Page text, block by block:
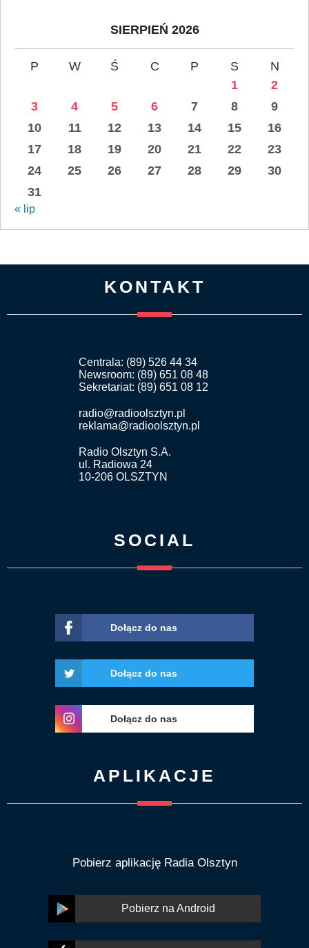
SIERPIEŃ 2026
P W Ś C P S
N
1
2
3
4 5 6 7 8
9
10
11 12 13 14 15
16
17
18 19 20 21 22
23
24
25 26 27 28 29
30
31
« lip
KONTAKT
Centrala: (89) 526 44 34
Newsroom: (89) 651 08 48
Sekretariat: (89) 651 08 12
radio@radioolsztyn.pl
reklama@radioolsztyn.pl
Radio Olsztyn S.A.
ul. Radiowa 24
10-206 OLSZTYN
SOCIAL
Dołącz do nas
Dołącz do nas
Dołącz do nas
APLIKACJE
Pobierz aplikację Radia Olsztyn
Pobierz na Android